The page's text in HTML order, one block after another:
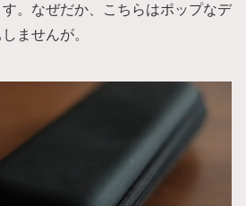
す。なぜだか、こちらはポップなデ
ませんが。